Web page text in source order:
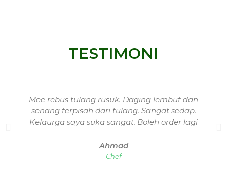
TESTIMONI
Mee rebus tulang rusuk. Daging lembut dan
senang terpisah dari tulang. Sangat sedap.
Kelaurga saya suka sangat. Boleh order lagi
Ahmad
Chef